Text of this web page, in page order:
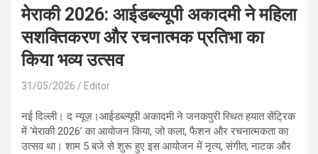
मेराकी 2026: आईडब्ल्यूपी अकादमी ने महिला
सशक्तिकरण और रचनात्मक प्रतिभा का
किया भव्य उत्सव
31/05/2026 Editor
नई दिल्ली। द न्यूज़।आईडब्ल्यूपी अकादमी ने जनकपुरी स्थित हयात सेंट्रिक
में ‘मेराकी 2026’ का आयोजन किया, जो कला, फैशन और रचनात्मकता का
उत्सव था। शाम 5 बजे से शुरू हुए इस आयोजन में नृत्य, संगीत, नाटक और